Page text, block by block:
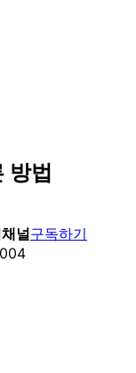
방법
널구독하기